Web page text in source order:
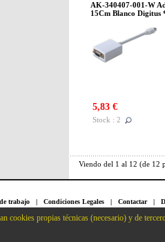
AK-340407-001-W
15Cm Blanco
5,83 €
Stock : 2
Viendo del 1 al 12 (de 12
trabajo | Condiciones Legales | Contactar|
Privacidad | Servicio Técnico Sitemap
cookies propias técnicas (necesario) y de